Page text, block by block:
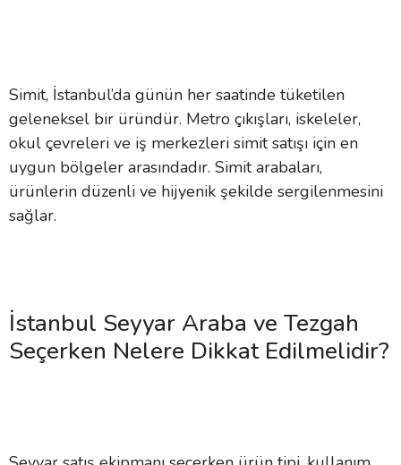
Simit, İstanbul’da günün her saatinde tüketilen
geleneksel bir üründür. Metro çıkışları, iskeleler,
okul çevreleri ve iş merkezleri simit satışı için en
uygun bölgeler arasındadır. Simit arabaları,
ürünlerin düzenli ve hijyenik şekilde sergilenmesini
sağlar.
İstanbul Seyyar Araba ve Tezgah
Seçerken Nelere Dikkat Edilmelidir?